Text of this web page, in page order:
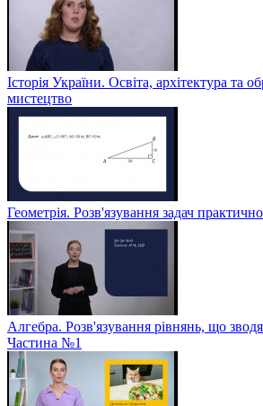
Історія України. Освіта, архітектура та
мистецтво
Геометрія. Розв'язування задач
Алгебра. Розв'язування рівнянь, що
Частина №1